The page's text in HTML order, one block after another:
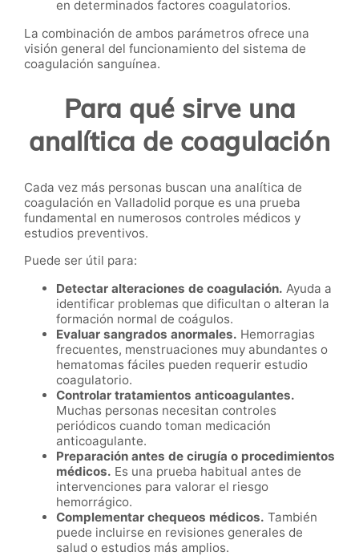
en determinados factores coagulatorios.
La combinación de ambos parámetros ofrece una
visión general del funcionamiento del sistema de
coagulación sanguínea.
Para qué sirve una
analítica de coagulación
Cada vez más personas buscan una analítica de
coagulación en Valladolid porque es una prueba
fundamental en numerosos controles médicos y
estudios preventivos.
Puede ser útil para:
Detectar alteraciones de coagulación. Ayuda a
identificar problemas que dificultan o alteran la
formación normal de coágulos.
Evaluar sangrados anormales. Hemorragias
frecuentes, menstruaciones muy abundantes o
hematomas fáciles pueden requerir estudio
coagulatorio.
Controlar tratamientos anticoagulantes.
Muchas personas necesitan controles
periódicos cuando toman medicación
anticoagulante.
Preparación antes de cirugía o procedimientos
médicos. Es una prueba habitual antes de
intervenciones para valorar el riesgo
hemorrágico.
Complementar chequeos médicos. También
puede incluirse en revisiones generales de
salud o estudios más amplios.